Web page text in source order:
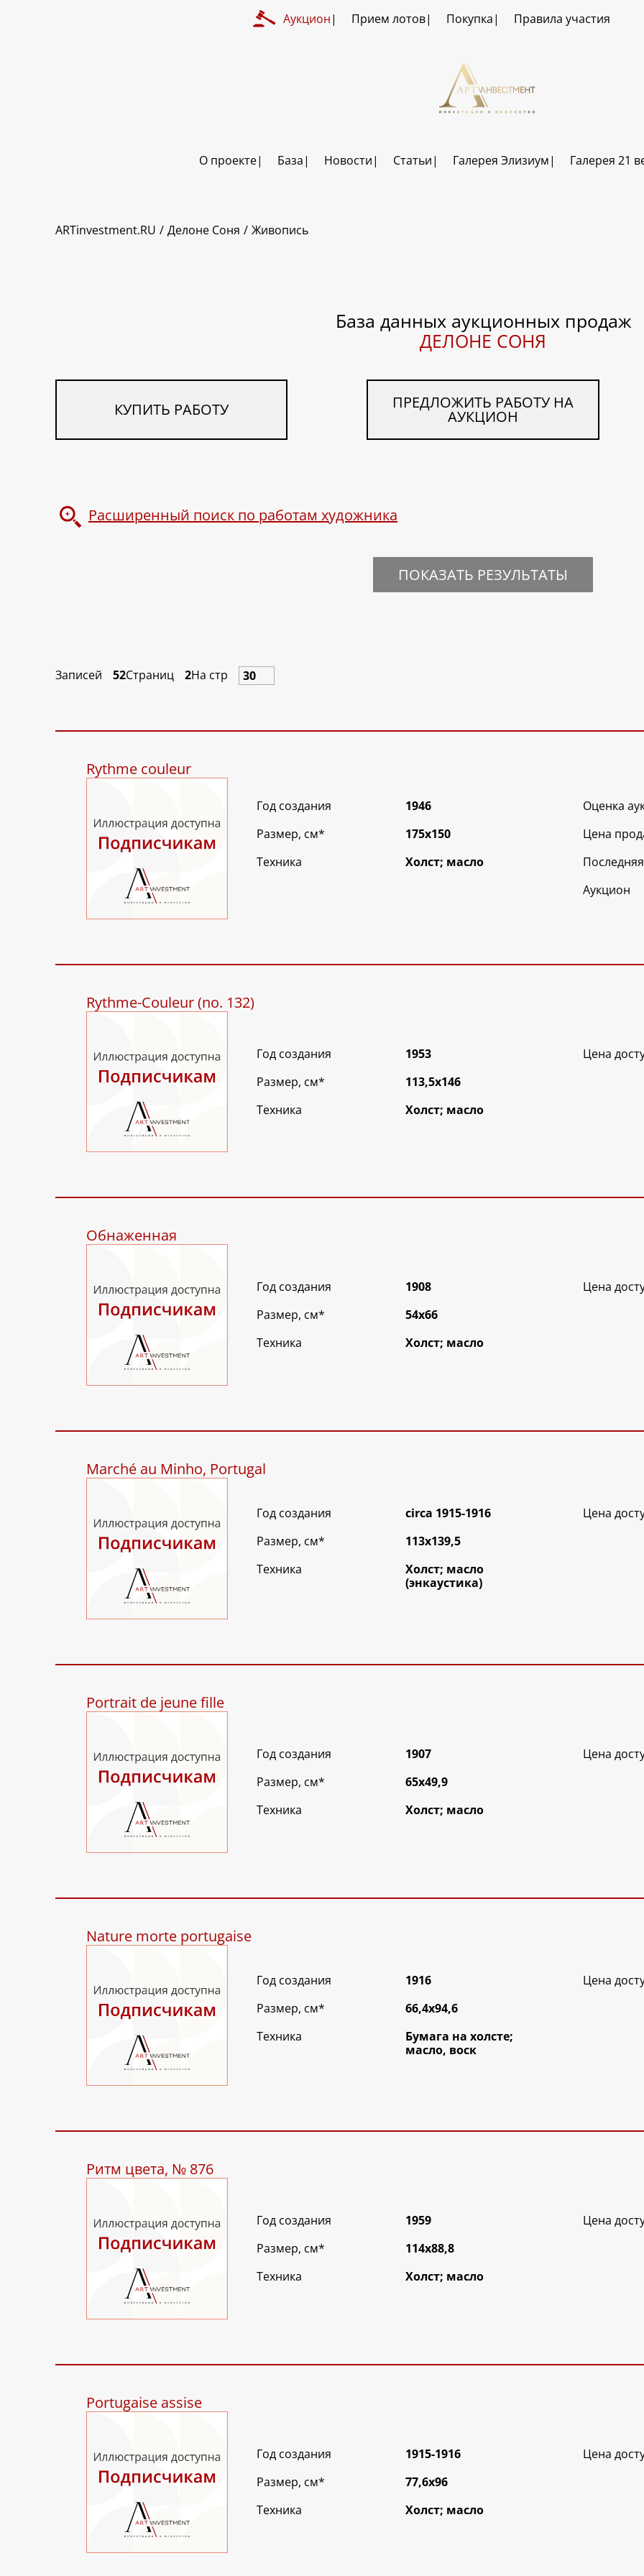
Аукцион Прием лотов Покупка Правила участия
О проекте База Новости Статьи Галерея Элизиум Галерея 21
ARTinvestment.RU Делоне Соня Живопись
База данных аукционных продаж
ДЕЛОНЕ СОНЯ
КУПИТЬ РАБОТУ ПРЕДЛОЖИТЬ РАБОТУ НА
АУКЦИОН
Расширенный поиск по работам художника
ПОКАЗАТЬ РЕЗУЛЬТАТЫ
Записей 52Страниц 2На стр
Rythme couleur
Год создания
1946
Размер, см*
175х150
Техника
Холст; масло
Оценка
Цена
Аукцион
Rythme-Couleur (no. 132)
Год создания
1953
Размер, см*
113,5х146
Техника
Холст; масло
Цена
Обнаженная
Год создания
1908
Размер, см*
54х66
Техника
Холст; масло
Цена
Marché au Minho, Portugal
Год создания
circa 1915-1916
Размер, см*
113х139,5
Техника
Холст; масло
(энкаустика)
Цена
Portrait de jeune fille
Год создания
1907
Размер, см*
65х49,9
Техника
Холст; масло
Цена
Nature morte portugaise
Год создания
1916
Размер, см*
66,4х94,6
Техника
Бумага на холсте;
масло, воск
Цена
Ритм цвета, № 876
Год создания
1959
Размер, см*
114х88,8
Техника
Холст; масло
Цена
Portugaise assise
Год создания
1915-1916
Размер, см*
77,6х96
Техника
Холст; масло
Цена